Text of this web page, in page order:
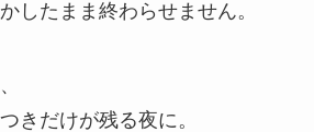
したまま終わらせません。
きだけが残る夜に。